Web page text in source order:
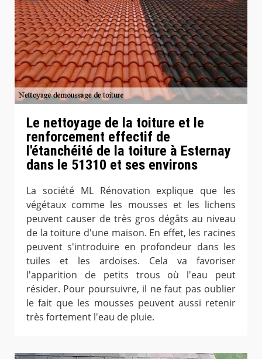
Le nettoyage de la toiture et le
renforcement effectif de
l'étanchéité de la toiture à Esternay
dans le 51310 et ses environs
La société ML Rénovation explique que les
végétaux comme les mousses et les lichens
peuvent causer de très gros dégâts au niveau
de la toiture d'une maison. En effet, les racines
peuvent s'introduire en profondeur dans les
tuiles et les ardoises. Cela va favoriser
l'apparition de petits trous où l'eau peut
résider. Pour poursuivre, il ne faut pas oublier
le fait que les mousses peuvent aussi retenir
très fortement l'eau de pluie.